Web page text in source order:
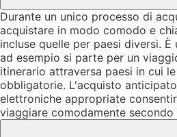
Durante un unico processo di
acquistare in modo comodo e
incluse quelle per paesi diversi.
ad esempio si parte per un
itinerario attraversa paesi in cui
obbligatorie. L'acquisto
elettroniche appropriate
viaggiare comodamente